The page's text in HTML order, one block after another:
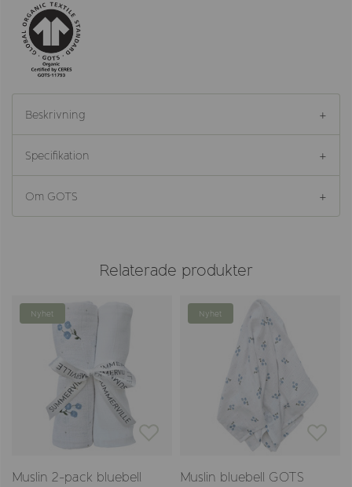
Beskrivning
Specifikation
Om GOTS
Relaterade produkter
Nyhet
Muslin 2-pack bluebell
Nyhet
Muslin bluebell GOTS